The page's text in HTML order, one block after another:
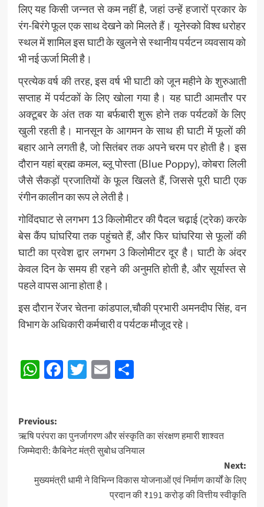
लिए यह किसी जन्नत से कम नहीं है, जहां उन्हें हजारों प्रकार के
रंग-बिरंगे फूल एक साथ देखने को मिलते हैं। यूनेस्को विश्व धरोहर
स्थल में शामिल इस घाटी के खुलने से स्थानीय पर्यटन व्यवसाय को
भी नई ऊर्जा मिली है।
प्रत्येक वर्ष की तरह, इस वर्ष भी घाटी को जून महीने के शुरुआती
सप्ताह में पर्यटकों के लिए खोला गया है। यह घाटी आमतौर पर
अक्टूबर के अंत तक या बर्फबारी शुरू होने तक पर्यटकों के लिए
खुली रहती है। मानसून के आगमन के साथ ही घाटी में फूलों की
बहार आने लगती है, जो सितंबर तक अपने चरम पर होती है। इस
दौरान यहां ब्रह्म कमल, ब्लू पोस्ता (Blue Poppy), कोबरा लिली
जैसे सैकड़ों प्रजातियों के फूल खिलते हैं, जिससे पूरी घाटी एक
रंगीन कालीन का रूप ले लेती है।
गोविंदघाट से लगभग 13 किलोमीटर की पैदल चढ़ाई (ट्रेक) करके
बेस कैंप घांघरिया तक पहुंचते हैं, और फिर घांघरिया से फूलों की
घाटी का प्रवेश द्वार लगभग 3 किलोमीटर दूर है। घाटी के अंदर
केवल दिन के समय ही रहने की अनुमति होती है, और सूर्यास्त से
पहले वापस आना होता है।
इस दौरान रेंजर चेतना कांडपाल,चौकी प्रभारी अमनदीप सिंह, वन
विभाग के अधिकारी कर्मचारी व पर्यटक मौजूद रहे।
Post
navigation
WhatsApp
Facebook
Twitter
EmailShare
Post
navigation
Previous:
ऋषि परंपरा का पुनर्जागरण और संस्कृति का संरक्षण हमारी शाश्वत
जिम्मेदारी: कैबिनेट मंत्री सुबोध उनियाल
Next:
मुख्यमंत्री धामी ने विभिन्न विकास योजनाओं एवं निर्माण कार्यों के लिए
प्रदान की ₹191 करोड़ की वित्तीय स्वीकृति